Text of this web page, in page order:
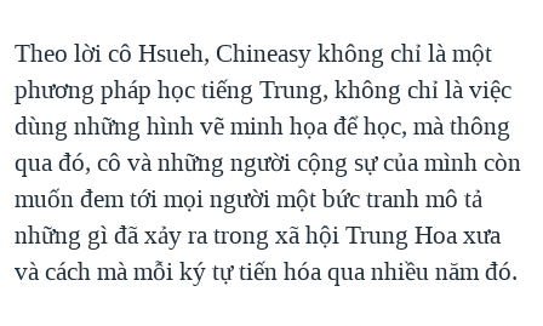
Theo lời cô Hsueh, Chineasy không chỉ là một
phương pháp học tiếng Trung, không chỉ là việc
dùng những hình vẽ minh họa để học, mà thông
qua đó, cô và những người cộng sự của mình còn
muốn đem tới mọi người một bức tranh mô tả
những gì đã xảy ra trong xã hội Trung Hoa xưa
và cách mà mỗi ký tự tiến hóa qua nhiều năm đó.